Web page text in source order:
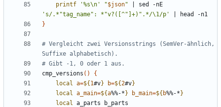
printf
'%s\n' "$json"
's/.*"tag_name": *"v?([^"]+)".*/\1/p'
}
# Vergleicht zwei Versionsstrings (SemVer-ähnlich,
Suffixe alphabetisch).
# Gibt -1, 0 oder 1 aus.
cmp_versions ()
{
local
a=${1#v} b=${2#v}
local
a_main=${a%%-*} b_main=${ b%%-*}
local